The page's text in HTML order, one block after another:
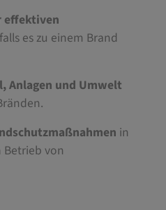
effektiven
es zu einem Brand
Anlagen und Umwelt
in
von